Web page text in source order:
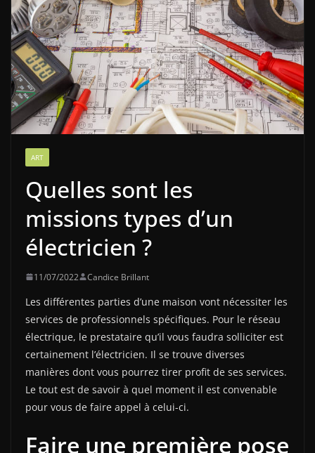
ART
Quelles sont les
missions types d’un
électricien ?
11/07/2022 Candice Brillant
Les différentes parties d’une maison vont nécessiter les
services de professionnels spécifiques. Pour le réseau
électrique, le prestataire qu’il vous faudra solliciter est
certainement l’électricien. Il se trouve diverses
manières dont vous pourrez tirer profit de ses services.
Le tout est de savoir à quel moment il est convenable
pour vous de faire appel à celui-ci.
Faire une première pose